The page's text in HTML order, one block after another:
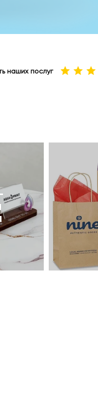
наших послуг